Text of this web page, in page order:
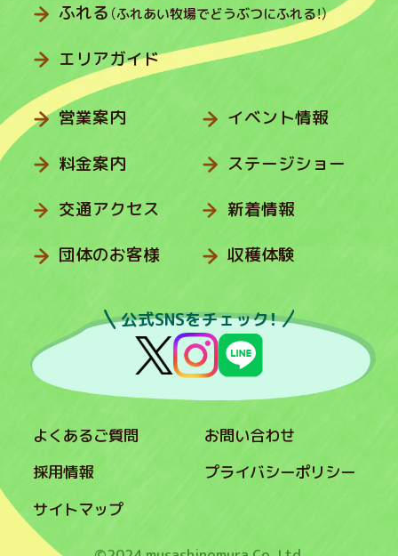
ふれる （ふれあい牧場でどうぶつにふれる！）
エリアガイド
営業案内
料金案内
交通アクセス
団体のお客様
イベント情報
ステージショー
新着情報
収穫体験
公式SNSをチェック！
よくあるご質問
お問い合わせ
採用情報
プライバシーポリシー
サイトマップ